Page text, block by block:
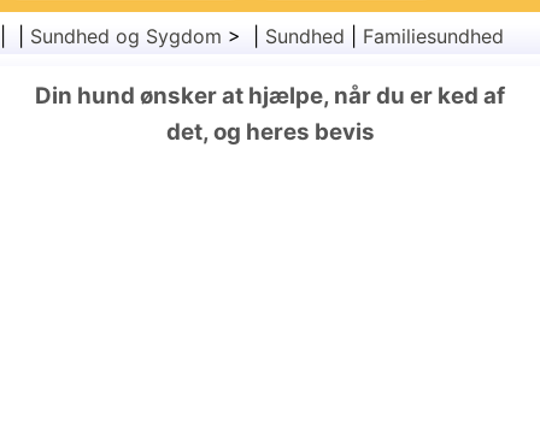
Familiesundhed
Sundhedssektoren
Sundhed
Sundhed og Sygdom > | Sundhed Familiesundhed
Din hund ønsker at hjælpe, når du er ked af
det, og heres bevis